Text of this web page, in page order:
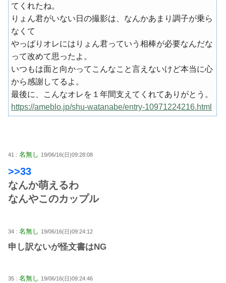
てくれたね。
りょん君がいない日の撮影は、なんかあまり調子が乗ら
なくて
やっぱりオレにはりょん君っていう相棒が必要なんだな
って改めて思ったよ。
いつもは面と向かってこんなこと言えないけど本当に心
から感謝してるよ。
最後に、こんなオレを１年間支えてくれてありがとう。
https://ameblo.jp/shu-watanabe/entry-10971224216.html
41 : 名無し 19/06/16(日)09:28:08
>>33
なんか萌えるわ
なんやこのカップル
34 : 名無し 19/06/16(日)09:24:12
申し訳ないが怪文書はNG
35 : 名無し 19/06/16(日)09:24:46